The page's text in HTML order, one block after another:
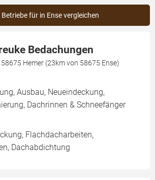
für in Ense vergleichen
Bedachungen
Hemer (23km von 58675 Ense)
Ausbau, Neueindeckung,
Dachrinnen & Schneefänger
Flachdacharbeiten,
Dachabdichtung